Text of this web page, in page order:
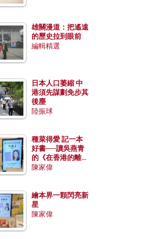
雄關漫道：把遙遠
的歷史拉到眼前
編輯精選
日本人口萎縮 中
港須先謀劃免步其
後塵
陸振球
種菜得愛 記一本
好書──讀吳燕青
的《在香港的離島
種菜》
陳家偉
繪本界一顆閃亮新
星
陳家偉